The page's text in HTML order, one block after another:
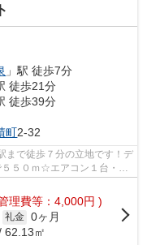
」駅 徒歩7分
徒歩21分
徒歩39分
町2-32
まで徒歩７分の立地です！デ
５０ｍ☆エアコン１台・照
理費等：4,000円 )
礼金 0ヶ月
62.13㎡